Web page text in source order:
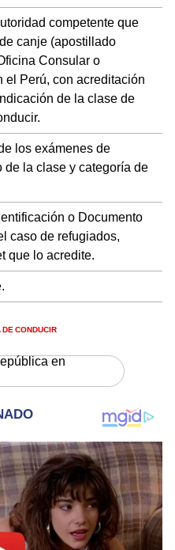
competente que
canje (apostillado
Consular o
el Perú, con acreditación
de la clase de
los exámenes de
la clase y categoría de
o Documento
caso de refugiados,
que lo acredite.
CONDUCIR
en